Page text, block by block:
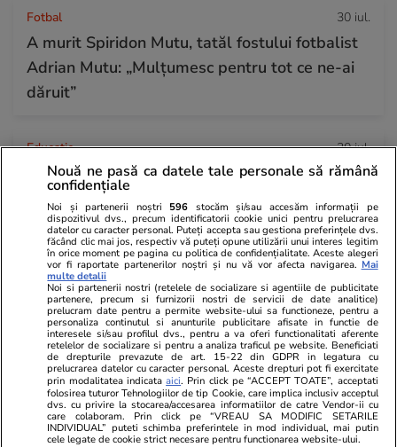
Fotbal 30 iul.
A murit Spiridon Mutu, tatăl fostului fotbalist
Adrian Mutu: „Mulțumesc pentru tot ce ne-ai
dăruit”
Educație 30 iul.
Când începe şcoala în septembrie – structura
anului şcolar 2026-2027
Știri România 30 iul.
Rezultatele loto din 30 iulie 2026. Numerele
câștigătoare extrase joi
Horoscop 30 iul.
Horoscop 31 iulie 2026. Scorpionii au șansa de
a privi dincolo de aparențe și de a evalua
corect comportamentul și deciziile unor
Nouă ne pasă ca datele tale personale să rămână
confidențiale
Noi și partenerii noștri 596 stocăm și/sau accesăm informații pe
dispozitivul dvs., precum identificatorii cookie unici pentru prelucrarea
datelor cu caracter personal. Puteți accepta sau gestiona preferințele dvs.
făcând clic mai jos, respectiv vă puteți opune utilizării unui interes legitim
în orice moment pe pagina cu politica de confidențialitate. Aceste alegeri
vor fi raportate partenerilor noștri și nu vă vor afecta navigarea. Mai
multe detalii
Noi si partenerii nostri (retelele de socializare si agentiile de publicitate
partenere, precum si furnizorii nostri de servicii de date analitice)
prelucram date pentru a permite website-ului sa functioneze, pentru a
personaliza continutul si anunturile publicitare afisate in functie de
interesele si/sau profilul dvs., pentru a va oferi functionalitati aferente
retelelor de socializare si pentru a analiza traficul pe website. Beneficiati
de drepturile prevazute de art. 15-22 din GDPR in legatura cu
prelucrarea datelor cu caracter personal. Aceste drepturi pot fi exercitate
prin modalitatea indicataaici. Prin click pe “ACCEPT TOATE”, acceptati
folosirea tuturor Tehnologiilor de tip Cookie, care implica inclusiv acceptul
dvs. cu privire la stocarea/accesarea informatiilor de catre Vendor-ii cu
care colaboram. Prin click pe “VREAU SA MODIFIC SETARILE
INDIVIDUAL” puteti schimba preferintele in mod individual, mai putin
cele legate de cookie strict necesare pentru functionarea website-ului.